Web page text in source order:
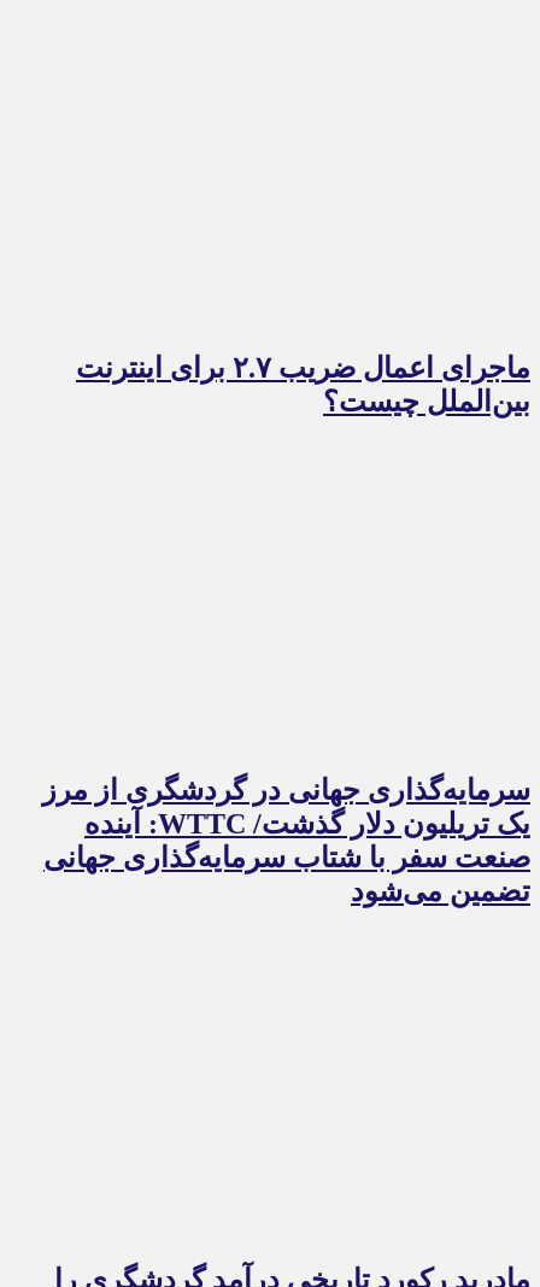
ماجرای اعمال ضریب ۲.۷ برای اینترنت
بین‌الملل چیست؟
سرمایه‌گذاری جهانی در گردشگری از مرز
یک تریلیون دلار گذشت/ WTTC: آینده
صنعت سفر با شتاب سرمایه‌گذاری جهانی
تضمین می‌شود
مادرید رکورد تاریخی درآمد گردشگری را